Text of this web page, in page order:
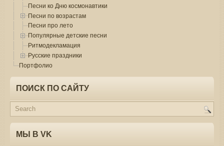
Песни ко Дню космонавтики
Песни по возрастам
Песни про лето
Популярные детские песни
Ритмодекламация
Русские праздники
Портфолио
ПОИСК ПО САЙТУ
МЫ В VK